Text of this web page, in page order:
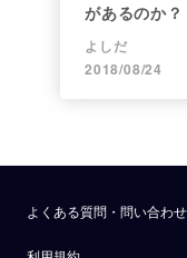
があるのか？
よしだ
2018/08/24
よくある質問・問い合わせ